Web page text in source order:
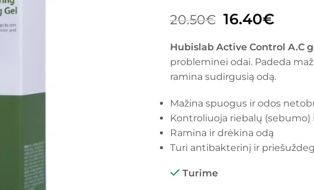
20.50€ 16.40€
Hubislab Active Control A.C
probleminei odai. Padeda
ramina sudirgusią odą.
Mažina spuogus ir odos
Kontroliuoja riebalų (sebumo)
Ramina ir drėkina odą
Turi antibakterinį ir
Turime